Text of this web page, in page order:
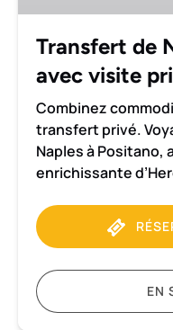
visite
Herculanum
Transfert de
avec visite
Combinez
transfert privé.
Naples à Positano,
enrichissante
EN